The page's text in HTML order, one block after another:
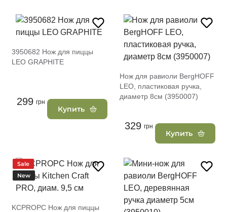
3950682 Нож для пиццы
LEO GRAPHITE
299 грн
Купить
Нож для равиоли BergHOFF
LEO, пластиковая ручка,
диаметр 8см (3950007)
329 грн
Купить
Sale
New
KCPROPC Нож для пиццы